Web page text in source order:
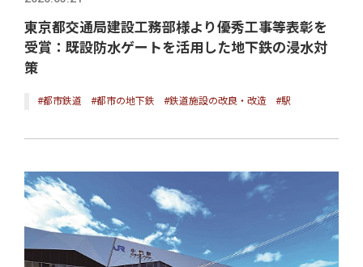
東京都交通局建設工務部様より優秀工事等表彰を
受賞：既設防水ゲートを活用した地下鉄の浸水対
策
#都市鉄道 #都市の地下鉄 #鉄道施設の改良・改造 #駅